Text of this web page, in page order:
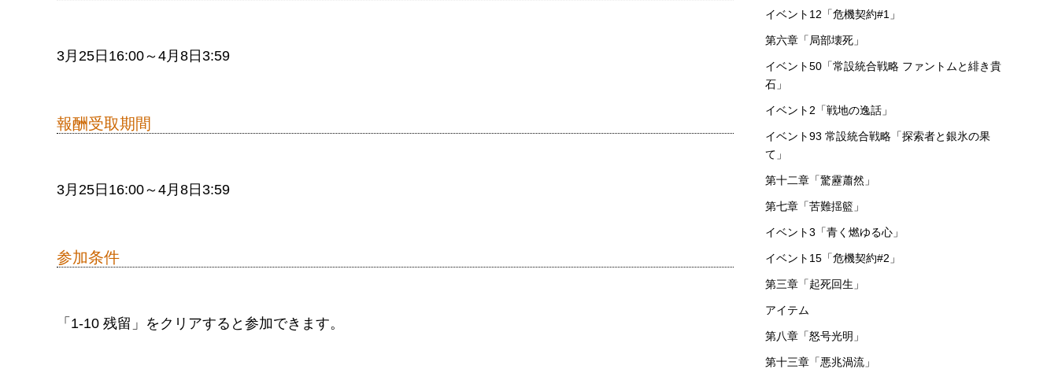
3月25日16:00～4月8日3:59
報酬受取期間
3月25日16:00～4月8日3:59
参加条件
「1-10 残留」をクリアすると参加できます。
イベント12「危機契約#1」
第六章「局部壊死」
イベント50「常設統合戦略 ファントムと緋き貴
石」
イベント2「戦地の逸話」
イベント93 常設統合戦略「探索者と銀氷の果
て」
第十二章「驚靂蕭然」
第七章「苦難揺籃」
イベント3「青く燃ゆる心」
イベント15「危機契約#2」
第三章「起死回生」
アイテム
第八章「怒号光明」
第十三章「悪兆渦流」